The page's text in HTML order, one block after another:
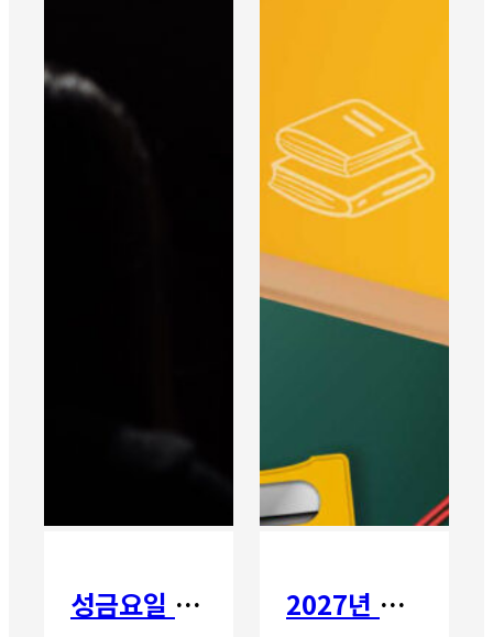
성금요일 칸타타 2027년 갈보리 어학원 유치부 신입생 모집